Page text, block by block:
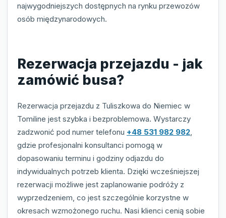
najwygodniejszych dostępnych na rynku przewozów
osób międzynarodowych.
Rezerwacja przejazdu - jak
zamówić busa?
Rezerwacja przejazdu z Tuliszkowa do Niemiec w
Tomiline jest szybka i bezproblemowa. Wystarczy
zadzwonić pod numer telefonu +48 531 982 982,
gdzie profesjonalni konsultanci pomogą w
dopasowaniu terminu i godziny odjazdu do
indywidualnych potrzeb klienta. Dzięki wcześniejszej
rezerwacji możliwe jest zaplanowanie podróży z
wyprzedzeniem, co jest szczególnie korzystne w
okresach wzmożonego ruchu. Nasi klienci cenią sobie